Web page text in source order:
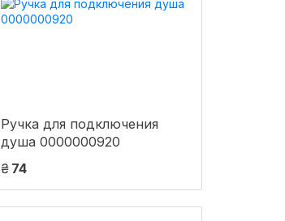
Ручка для подключения
душа 0000000920
₴ 74